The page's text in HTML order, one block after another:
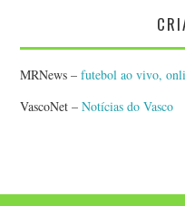
MRNews –futebol ao vivo,
VascoNet – Notícias do Vasco